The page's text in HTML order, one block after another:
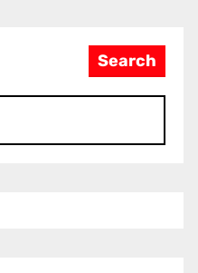
Search